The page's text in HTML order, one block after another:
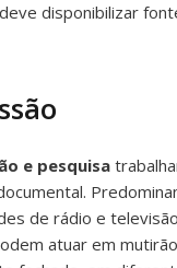
deve disponibilizar
e pesquisa
de rádio e
atuar em